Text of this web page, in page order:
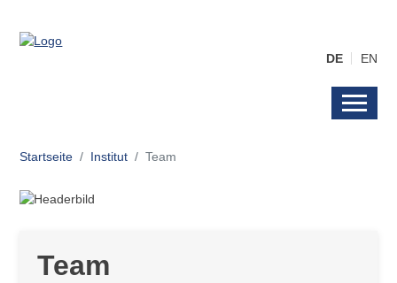
DE EN
Startseite Institut Team
Team